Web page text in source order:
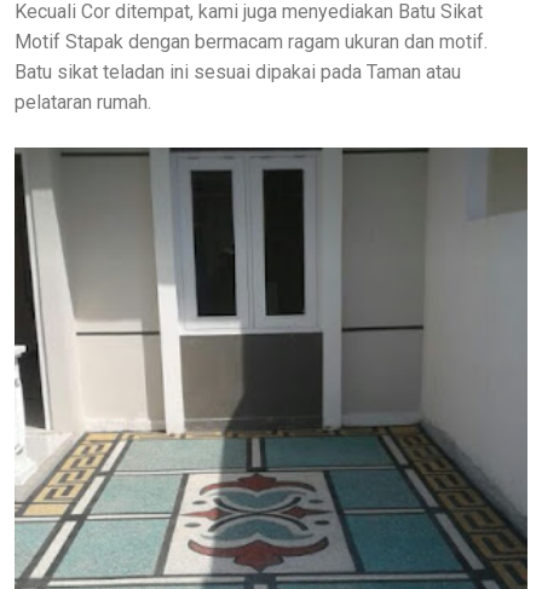
Kecuali Cor ditempat, kami juga menyediakan Batu Sikat
Motif Stapak dengan bermacam ragam ukuran dan motif.
Batu sikat teladan ini sesuai dipakai pada Taman atau
pelataran rumah.